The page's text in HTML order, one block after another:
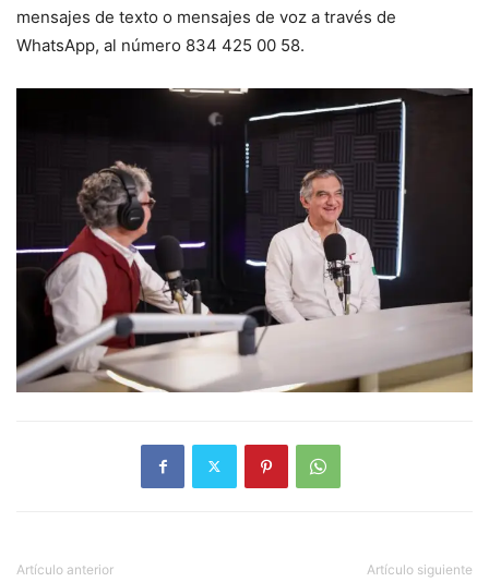
mensajes de texto o mensajes de voz a través de
WhatsApp, al número 834 425 00 58.
Artículo anterior Artículo siguiente